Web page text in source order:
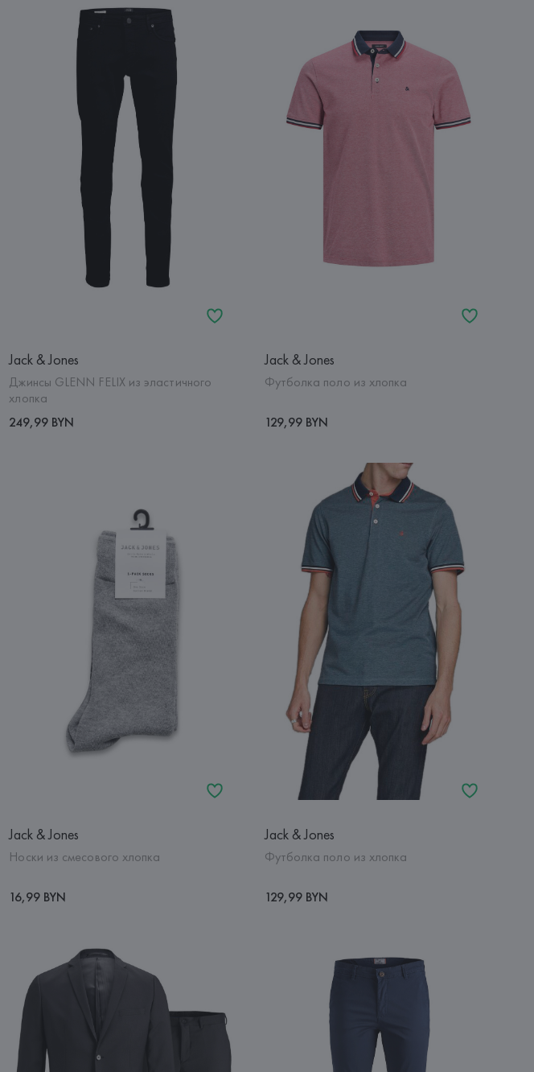
Jack & Jones
Джинсы GLENN FELIX из эластичного
хлопка
249,99 BYN
Jack & Jones
Футболка поло из хлопка
129,99 BYN
Jack & Jones
Носки из смесового хлопка
16,99 BYN
Jack & Jones
Футболка поло из хлопка
129,99 BYN